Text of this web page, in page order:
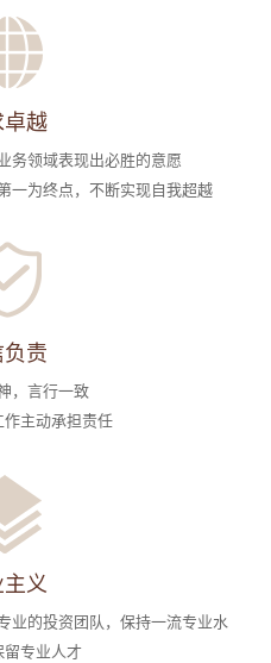
越
务领域表现出必胜的意愿
一为终点，不断实现自我超越
责
，言行一致
主动承担责任
义
业的投资团队，保持一流专业水
专业人才